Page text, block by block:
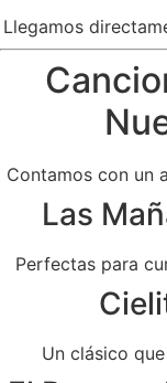
Llegamos
Contamos con un
Las
Perfectas para
Un clásico